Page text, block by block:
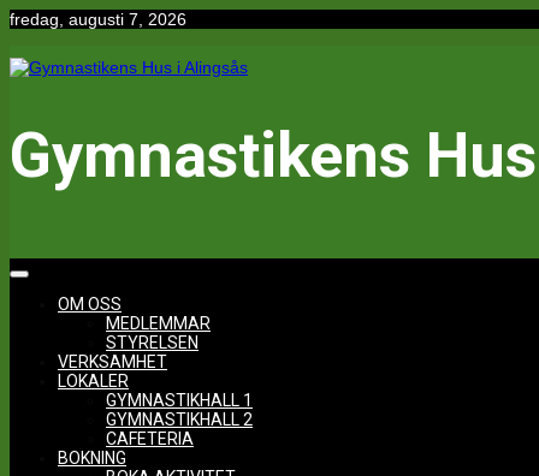
Hoppa
innehåll
fredag, augusti 7, 2026
Gymnastikens
OM OSS
MEDLEMMAR
STYRELSEN
VERKSAMHET
LOKALER
GYMNASTIKHALL 1
GYMNASTIKHALL 2
CAFETERIA
BOKNING